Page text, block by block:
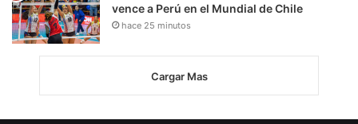
vence a Perú en el Mundial de Chile
hace 25 minutos
Cargar Mas